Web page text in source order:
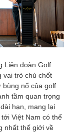
Liên đoàn Golf
vai trò chủ chốt
bùng nổ của golf
tầm quan trọng
hạn, mang lại
Việt Nam có thể
nhất thế giới về